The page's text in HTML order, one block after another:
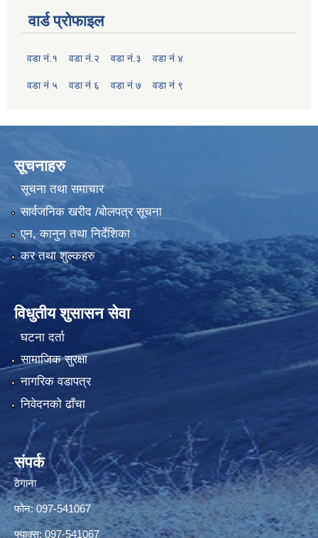
वार्ड प्रोफाइल
वडा नं.१ वडा नं.२ वडा नं.३ वडा नं ४
वडा नं ५ वडा नं ६ वडा नं ७ वडा नं ९
सूचनाहरु
सूचना तथा समाचार
सार्वजनिक खरीद /बोलपत्र सूचना
एन, कानुन तथा निर्देशिका
कर तथा शुल्कहरु
विधुतीय शुसासन सेवा
घटना दर्ता
सामाजिक सुरक्षा
नागरिक वडापत्र
निवेदनको ढाँचा
संपर्क
ठेगाना
फोन: 097-541067
फ्याक्स: 097-541067